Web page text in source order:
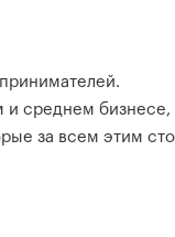
среднем бизнесе,
за всем этим